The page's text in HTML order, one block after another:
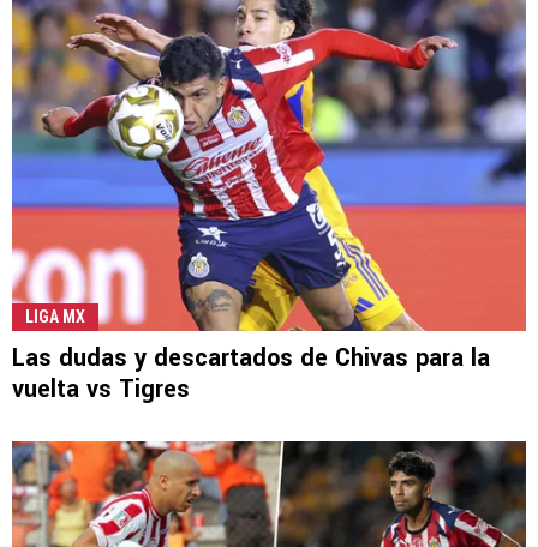
LIGA MX
Las dudas y descartados de Chivas para la
vuelta vs Tigres